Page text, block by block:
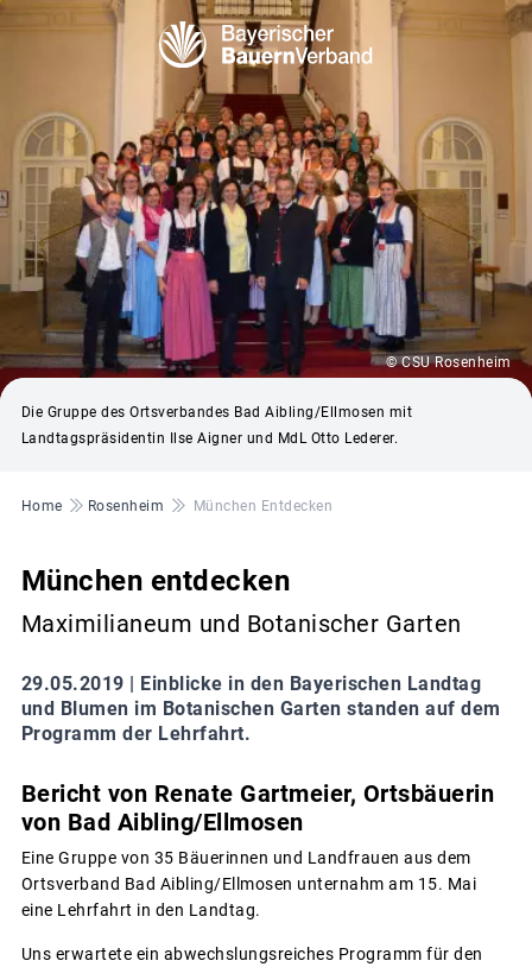
© CSU Rosenheim
Die Gruppe des Ortsverbandes Bad Aibling/Ellmosen mit
Landtagspräsidentin Ilse Aigner und MdL Otto Lederer.
Pfadnavigation
Home Rosenheim München Entdecken
München entdecken
Maximilianeum und Botanischer Garten
29.05.2019 |
Einblicke in den Bayerischen Landtag
und Blumen im Botanischen Garten standen auf dem
Programm der Lehrfahrt.
Bericht von Renate Gartmeier, Ortsbäuerin
von Bad Aibling/Ellmosen
Eine Gruppe von 35 Bäuerinnen und Landfrauen aus dem
Ortsverband Bad Aibling/Ellmosen unternahm am 15. Mai
eine Lehrfahrt in den Landtag.
Uns erwartete ein abwechslungsreiches Programm für den